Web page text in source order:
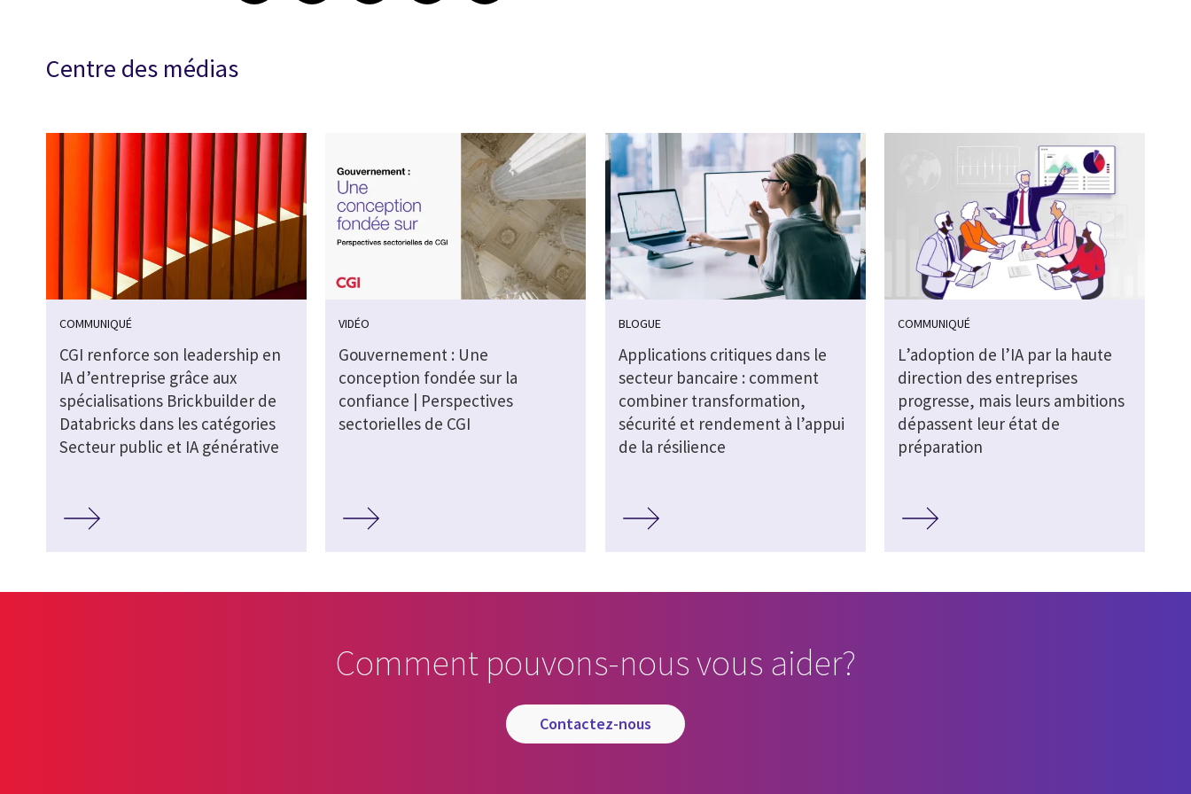
Centre des médias
COMMUNIQUÉ
CGI renforce son leadership en
IA d’entreprise grâce aux
spécialisations Brickbuilder de
Databricks dans les catégories
Secteur public et IA générative
VIDÉO
Gouvernement : Une
conception fondée sur la
confiance | Perspectives
sectorielles de CGI
BLOGUE
Applications critiques dans le
secteur bancaire : comment
combiner transformation,
sécurité et rendement à l’appui
de la résilience
COMMUNIQUÉ
L’adoption de l’IA par la haute
direction des entreprises
progresse, mais leurs ambitions
dépassent leur état de
préparation
Comment pouvons-nous vous aider?
contactez-nous